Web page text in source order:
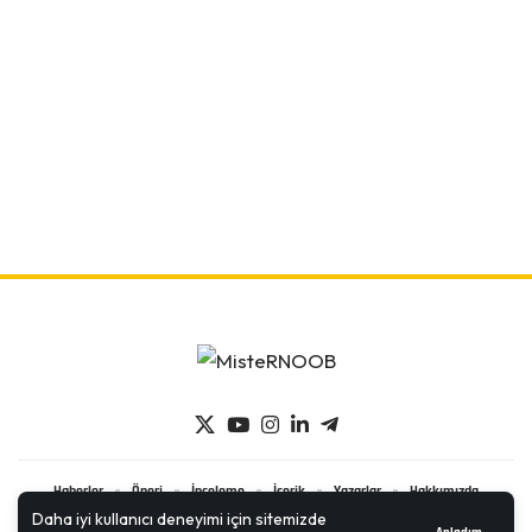
Daha iyi kullanıcı deneyimi için sitemizde
Haberler Öneri İnceleme İçerik Yazarlar
Hakkımızda
İletişim